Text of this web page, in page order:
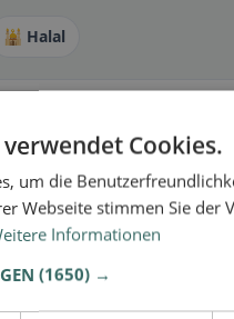
🕌 Halal
senza glutine, vegano,
Cookies.
um die
Webseite stimmen Sie der
Informationen
(1650) →